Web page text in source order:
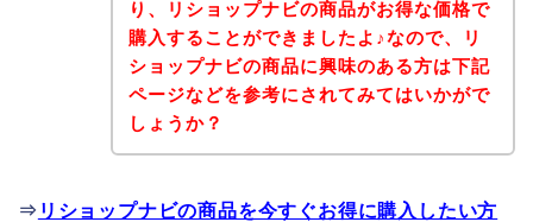
り、リショップナビの商品がお得な価格で
購入することができましたよ♪なので、リ
ショップナビの商品に興味のある方は下記
ページなどを参考にされてみてはいかがで
しょうか？
⇒ リショップナビの商品を今すぐお得に購入したい方